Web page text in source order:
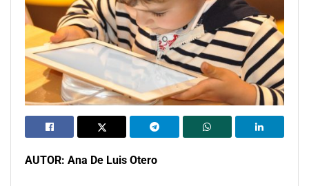
AUTOR: Ana De Luis Otero